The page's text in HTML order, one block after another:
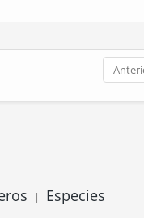
| Especies